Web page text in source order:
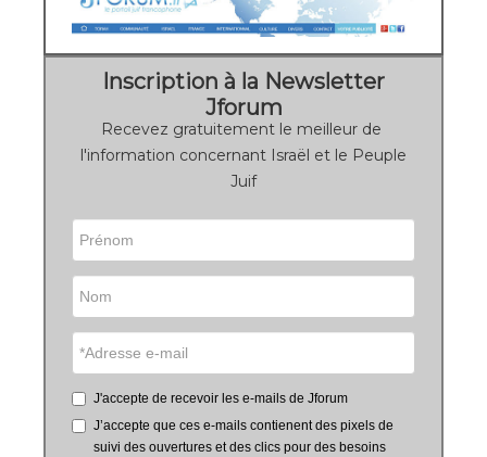
Inscription à la Newsletter
Jforum
Recevez gratuitement le meilleur de
l'information concernant Israël et le Peuple
Juif
J'accepte de recevoir les e-mails de Jforum
J’accepte que ces e-mails contienent des pixels de
suivi des ouvertures et des clics pour des besoins